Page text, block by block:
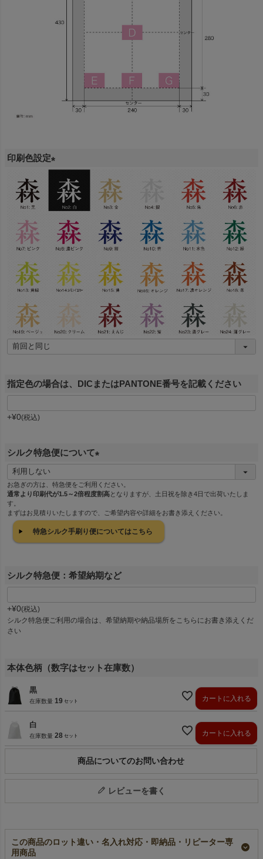
印刷色設定
必
須
指定色の場合は、DICまたはPANTONE番号を記載ください
+¥0 税込
シルク特急便について
必
須
)
お急ぎの方は、特急便をご利用ください。
通常より印刷代が1.5～2倍程度割高となりますが、土日祝を除き4日で出荷いたしま
す。
まずはお見積りいたしますので、ご希望内容や詳細をお書き添えください。
特急シルク手刷り便についてはこちら
シルク特急便：希望納期など
+¥0 税込
シルク特急便ご利用の場合は、希望納期や納品場所をこちらにお書き添えくだ
さい
本体色柄（数字はセット在庫数）
黒
在庫数量 19 カートに入れる
白
在庫数量 28 カートに入れる
商品についてのお問い合わせ
レビューを書く
この商品のロット違い・名入れ対応・即納品・リピーター専
用商品